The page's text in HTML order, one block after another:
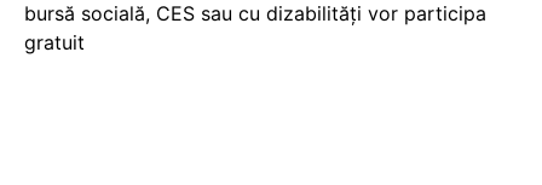
bursă socială, CES sau cu dizabilităţi vor participa
gratuit